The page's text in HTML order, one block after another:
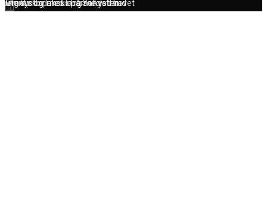
Glamour og luksus på Solkysten
Autentisk spansk charme ved havet
Livlig kystby med lang sandstrand